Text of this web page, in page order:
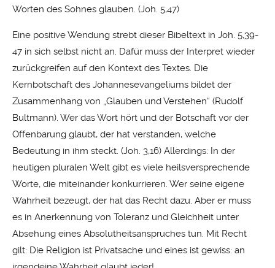
Worten des Sohnes glauben. (Joh. 5,47)
Eine positive Wendung strebt dieser Bibeltext in Joh. 5,39-
47 in sich selbst nicht an. Dafür muss der Interpret wieder
zurückgreifen auf den Kontext des Textes. Die
Kernbotschaft des Johannesevangeliums bildet der
Zusammenhang von „Glauben und Verstehen“ (Rudolf
Bultmann). Wer das Wort hört und der Botschaft vor der
Offenbarung glaubt, der hat verstanden, welche
Bedeutung in ihm steckt. (Joh. 3,16) Allerdings: In der
heutigen pluralen Welt gibt es viele heilsversprechende
Worte, die miteinander konkurrieren. Wer seine eigene
Wahrheit bezeugt, der hat das Recht dazu. Aber er muss
es in Anerkennung von Toleranz und Gleichheit unter
Absehung eines Absolutheitsanspruches tun. Mit Recht
gilt: Die Religion ist Privatsache und eines ist gewiss: an